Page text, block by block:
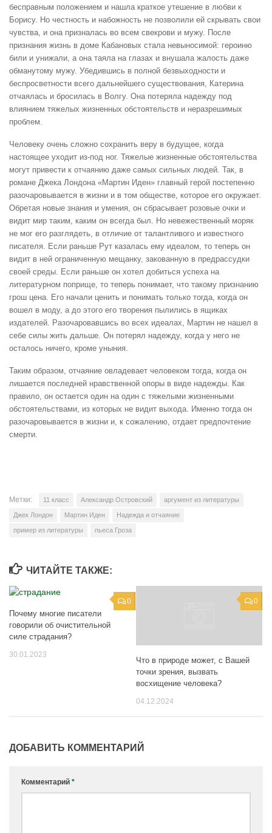
бесправным положением и нашла краткое утешение в любви к
Борису. Но честность и набожность не позволили ей скрывать свои
чувства, и она призналась во всем свекрови и мужу. После
признания жизнь в доме Кабановых стала невыносимой: героиню
били и унижали, а она таяла на глазах и внушала жалость даже
обманутому мужу. Убедившись в полной безвыходности и
беспросветности всего дальнейшего существования, Катерина
отчаялась и бросилась в Волгу. Она потеряла надежду под
влиянием тяжелых жизненных обстоятельств и неразрешимых
проблем.
Человеку очень сложно сохранить веру в будущее, когда
настоящее уходит из-под ног. Тяжелые жизненные обстоятельства
могут привести к отчаянию даже самых сильных людей. Так, в
романе Джека Лондона «Мартин Иден» главный герой постепенно
разочаровывается в жизни и в том обществе, которое его окружает.
Обретая новые знания и умения, он сбрасывает розовые очки и
видит мир таким, каким он всегда был. Но невежественный моряк
не мог его разглядеть, в отличие от талантливого и известного
писателя. Если раньше Рут казалась ему идеалом, то теперь он
видит в ней ограниченную мещанку, закованную в предрассудки
своей среды. Если раньше он хотел добиться успеха на
литературном поприще, то теперь понимает, что такому признанию
грош цена. Его начали ценить и понимать только тогда, когда он
вошел в моду, а до этого его творения пылились в ящиках
издателей. Разочаровавшись во всех идеалах, Мартин не нашел в
себе силы жить дальше. Он потерял надежду, когда у него не
осталось ничего, кроме уныния.
Таким образом, отчаяние овладевает человеком тогда, когда он
лишается последней нравственной опоры в виде надежды. Как
правило, он остается один на один с тяжелыми жизненными
обстоятельствами, из которых не видит выхода. Именно тогда он
разочаровывается в жизни и, к сожалению, отдает предпочтение
смерти.
Метки: 11 класс Александр Островский аргумент из литературы
Джек Лондон Мартин Иден Надежда и отчаяние
пример из литературы пьеса Гроза
ЧИТАЙТЕ ТАКЖЕ:
0
Почему многие писатели
говорили об очистительной
силе страдания?
30.01.2023
0
Что в природе может, с Вашей
точки зрения, вызвать
восхищение человека?
04.12.2024
ДОБАВИТЬ КОММЕНТАРИЙ
Комментарий *